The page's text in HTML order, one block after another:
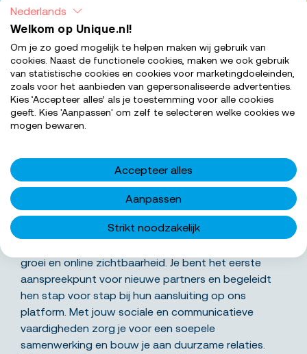
SOLLICITEER NU
Wat ga je precies doen
Als salesmedewerker horeca speel je een belangrijke
groei en online zichtbaarheid. Je bent het eerste
aanspreekpunt voor nieuwe partners en begeleidt
hen stap voor stap bij hun aansluiting op ons
platform. Met jouw sociale en communicatieve
vaardigheden zorg je voor een soepele
samenwerking en bouw je aan duurzame relaties.
Nederlands
Welkom op Unique.nl!
Om je zo goed mogelijk te helpen maken wij gebruik van
cookies. Naast de functionele cookies, maken we ook gebruik
van statistische cookies en cookies voor marketingdoeleinden,
zoals voor het aanbieden van gepersonaliseerde advertenties.
Kies ‘Accepteer alles’ als je toestemming voor alle cookies
geeft. Kies 'Aanpassen' om zelf te selecteren welke cookies we
mogen bewaren.
Accepteer alles
Aanpassen
Strikt noodzakelijk